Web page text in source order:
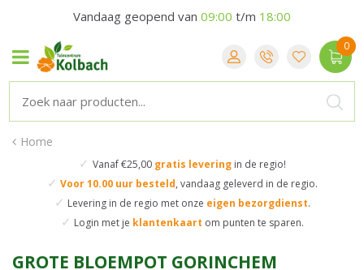
Home
✓ Vanaf €25,00 gratis leveringin de regio!
✓ Voor 10.00 uur besteld, vandaag geleverd in de regio.
✓ Levering in de regio met onze eigen bezorgdienst.
✓ Login met je klantenkaart om punten te sparen.
Vandaag geopend van 09:00 t/m 18:00
GROTE BLOEMPOT GORINCHEM